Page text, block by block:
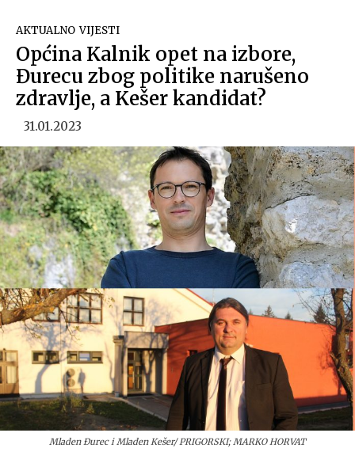
AKTUALNO VIJESTI
Općina Kalnik opet na izbore,
Đurecu zbog politike narušeno
zdravlje, a Kešer kandidat?
31.01.2023
Mladen Đurec i Mladen Kešer/ PRIGORSKI; MARKO HORVAT